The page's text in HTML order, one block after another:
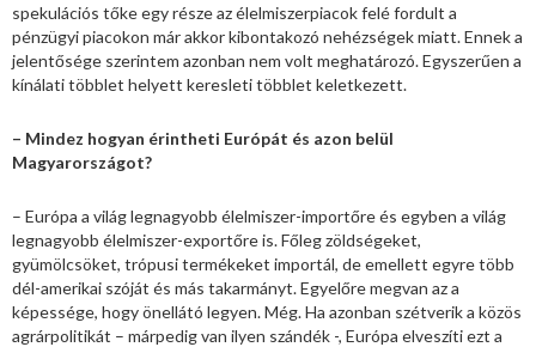
spekulációs tőke egy része az élelmiszerpiacok felé fordult a
pénzügyi piacokon már akkor kibontakozó nehézségek miatt. Ennek a
jelentősége szerintem azonban nem volt meghatározó. Egyszerűen a
kínálati többlet helyett keresleti többlet keletkezett.
– Mindez hogyan érintheti Európát és azon belül
Magyarországot?
– Európa a világ legnagyobb élelmiszer-importőre és egyben a világ
legnagyobb élelmiszer-exportőre is. Főleg zöldségeket,
gyümölcsöket, trópusi termékeket importál, de emellett egyre több
dél-amerikai szóját és más takarmányt. Egyelőre megvan az a
képessége, hogy önellátó legyen. Még. Ha azonban szétverik a közös
agrárpolitikát – márpedig van ilyen szándék -, Európa elveszíti ezt a